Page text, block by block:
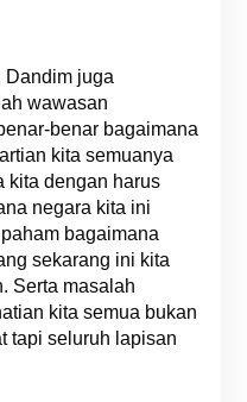
Dandim juga
wawasan
benar bagaimana
kita semuanya
kita dengan harus
negara kita ini
bagaimana
sekarang ini kita
Serta masalah
kita semua bukan
tapi seluruh lapisan